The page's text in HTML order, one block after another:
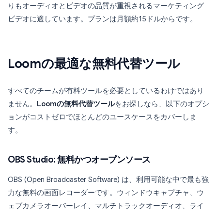
りもオーディオとビデオの品質が重視されるマーケティング
ビデオに適しています。プランは月額約15ドルからです。
Loomの最適な無料代替ツール
すべてのチームが有料ツールを必要としているわけではあり
ません。 Loomの無料代替ツールをお探しなら、以下のオプシ
ョンがコストゼロでほとんどのユースケースをカバーしま
す。
OBS Studio: 無料かつオープンソース
OBS (Open Broadcaster Software) は、利用可能な中で最も強
力な無料の画面レコーダーです。ウィンドウキャプチャ、ウ
ェブカメラオーバーレイ、マルチトラックオーディオ、ライ